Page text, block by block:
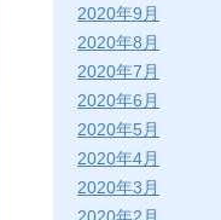
2020年9月
2020年8月
2020年7月
2020年6月
2020年5月
2020年4月
2020年3月
2020年2月